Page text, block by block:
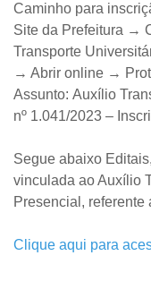
Caminho para
Site da Prefeitura →
Transporte
→ Abrir online →
Assunto: Auxílio
nº 1.041/2023 –
Segue abaixo
vinculada ao Auxílio
Presencial, referente
Clique aqui para